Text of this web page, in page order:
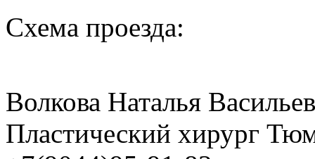
Схема проезда:
Волкова Наталья
Пластический хирург